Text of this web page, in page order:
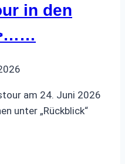
in den
am 24. Juni 2026
unter „Rückblick“